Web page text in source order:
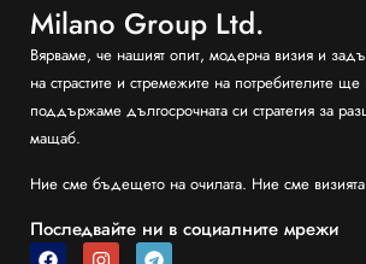
Milano Group Ltd.
Вярваме, че нашият опит, модерна визия и
на страстите и стремежите на потребителите
поддържаме дългосрочната си стратегия за
мащаб.
Ние сме бъдещето на очилата. Ние сме
Последвайте ни в социалните мрежи